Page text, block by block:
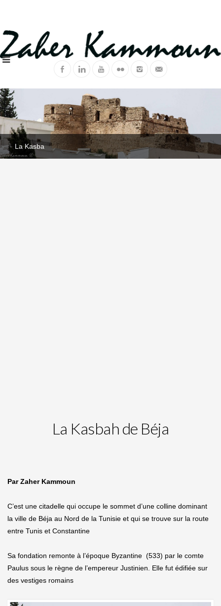
La Kasba
La Kasbah de Béja
Par Zaher Kammoun
C’est une citadelle qui occupe le sommet d’une colline dominant
la ville de Béja au Nord de la Tunisie et qui se trouve sur la route
entre Tunis et Constantine
Sa fondation remonte à l’époque Byzantine (533) par le comte
Paulus sous le règne de l’empereur Justinien. Elle fut édifiée sur
des vestiges romains